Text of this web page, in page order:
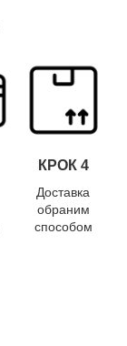
КРОК 4
Доставка
обраним
способом